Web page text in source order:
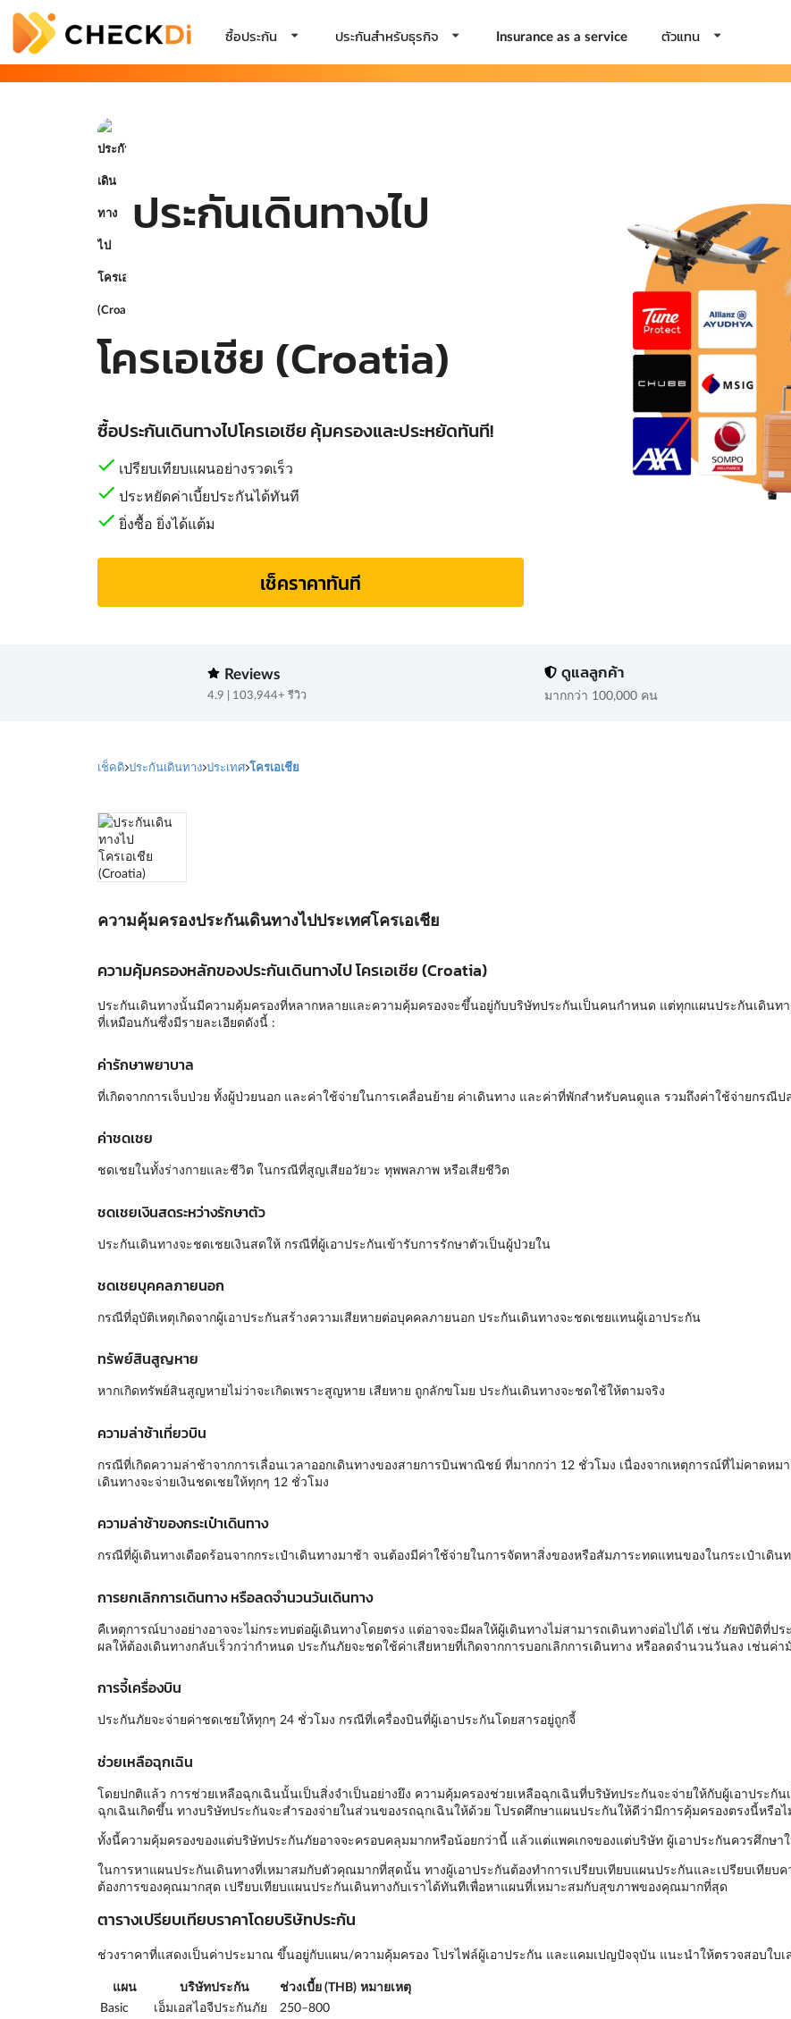
ซื้อประกัน ประกันสำหรับธุรกิจ Insurance as a service ตัวแทน
ประกันเดินทางไป
โครเอเชีย (Croatia)
ซื้อประกันเดินทางไปโครเอเชีย คุ้มครองและประหยัดทันที!
เปรียบเทียบแผนอย่างรวดเร็ว
ประหยัดค่าเบี้ยประกันได้ทันที
ยิ่งซื้อ ยิ่งได้แต้ม
เช็คราคาทันที
Reviews
4.9 | 103,944+ รีวิว
ดูแลลูกค้า
มากกว่า 100,000 คน
เช็คดิ ประกันเดินทาง ประเทศ โครเอเชีย
ความคุ้มครองประกันเดินทางไปประเทศโครเอเชีย
ความคุ้มครองหลักของประกันเดินทางไป โครเอเชีย (Croatia)
ประกันเดินทางนั้นมีความคุ้มครองที่หลากหลายและความคุ้มครองจะขึ้นอยู่กับบริษัทประกันเป็นคนกำหนด แต่ทุกแผนประกันเดิน
ที่เหมือนกันซึ่งมีรายละเอียดดังนี้ :
ค่ารักษาพยาบาล
ที่เกิดจากการเจ็บป่วย ทั้งผู้ป่วยนอก และค่าใช้จ่ายในการเคลื่อนย้าย ค่าเดินทาง และค่าที่พักสำหรับคนดูแล รวมถึงค่าใช้จ่ายกรณี
ค่าชดเชย
ชดเชยในทั้งร่างกายและชีวิต ในกรณีที่สูญเสียอวัยวะ ทุพพลภาพ หรือเสียชีวิต
ชดเชยเงินสดระหว่างรักษาตัว
ประกันเดินทางจะชดเชยเงินสดให้ กรณีที่ผู้เอาประกันเข้ารับการรักษาตัวเป็นผู้ป่วยใน
ชดเชยบุคคลภายนอก
กรณีที่อุบัติเหตุเกิดจากผู้เอาประกันสร้างความเสียหายต่อบุคคลภายนอก ประกันเดินทางจะชดเชยแทนผู้เอาประกัน
ทรัพย์สินสูญหาย
หากเกิดทรัพย์สินสูญหายไม่ว่าจะเกิดเพราะสูญหาย เสียหาย ถูกลักขโมย ประกันเดินทางจะชดใช้ให้ตามจริง
ความล่าช้าเที่ยวบิน
กรณีที่เกิดความล่าช้าจากการเลื่อนเวลาออกเดินทางของสายการบินพาณิชย์ ที่มากกว่า 12 ชั่วโมง เนื่องจากเหตุการณ์ที่ไม่คาดห
เดินทางจะจ่ายเงินชดเชยให้ทุกๆ 12 ชั่วโมง
ความล่าช้าของกระเป๋าเดินทาง
กรณีที่ผู้เดินทางเดือดร้อนจากกระเป๋าเดินทางมาช้า จนต้องมีค่าใช้จ่ายในการจัดหาสิ่งของหรือสัมภาระทดแทนของในกระเป๋าเดิ
การยกเลิกการเดินทาง หรือลดจำนวนวันเดินทาง
คืเหตุการณ์บางอย่างอาจจะไม่กระทบต่อผู้เดินทางโดยตรง แต่อาจจะมีผลให้ผู้เดินทางไม่สามารถเดินทางต่อไปได้ เช่น ภัยพิบัติที่ป
ผลให้ต้องเดินทางกลับเร็วกว่ากำหนด ประกันภัยจะชดใช้ค่าเสียหายที่เกิดจากการบอกเลิกการเดินทาง หรือลดจำนวนวันลง เช่นค่
การจี้เครื่องบิน
ประกันภัยจะจ่ายค่าชดเชยให้ทุกๆ 24 ชั่วโมง กรณีที่เครื่องบินที่ผู้เอาประกันโดยสารอยู่ถูกจี้
ช่วยเหลือฉุกเฉิน
โดยปกติแล้ว การช่วยเหลือฉุกเฉินนั้นเป็นสิ่งจำเป็นอย่างยึง ความคุ้มครองช่วยเหลือฉุกเฉินที่บริษัทประกันจะจ่ายให้กับผู้เอาประกัน
ฉุกเฉินเกิดขึ้น ทางบริษัทประกันจะสำรองจ่ายในส่วนของรถฉุกเฉินให้ด้วย โปรดศึกษาแผนประกันให้ดีว่ามีการคุ้มครองตรงนี้หรือ
ทั้งนี้ความคุ้มครองของแต่บริษัทประกันภัยอาจจะครอบคลุมมากหรือน้อยกว่านี้ แล้วแต่แพคเกจของแต่บริษัท ผู้เอาประกันควรศึกษา
ในการหาแผนประกันเดินทางที่เหมาสมกับตัวคุณมากที่สุดนั้น ทางผู้เอาประกันต้องทำการเปรียบเทียบแผนประกันและเปรียบเทียบ
ต้องการของคุณมากสุด เปรียบเทียบแผนประกันเดินทางกับเราได้ทันทีเพื่อหาแผนที่เหมาะสมกับสุขภาพของคุณมากที่สุด
ตารางเปรียบเทียบราคาโดยบริษัทประกัน
ช่วงราคาที่แสดงเป็นค่าประมาณ ขึ้นอยู่กับแผน/ความคุ้มครอง โปรไฟล์ผู้เอาประกัน และแคมเปญปัจจุบัน แนะนำให้ตรวจสอบใบเ
แผน บริษัทประกัน ช่วงเบี้ย (THB) หมายเหตุ
Basic
เอ็มเอสไอจีประกันภัย
250–800